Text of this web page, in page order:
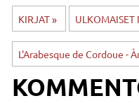
KIRJAT‪» ULKOMAISET
L'Arabesque de Cordoue -